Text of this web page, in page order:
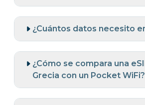
¿Cuántos datos necesito
¿Cómo se compara una
Grecia con un Pocket WiFi?